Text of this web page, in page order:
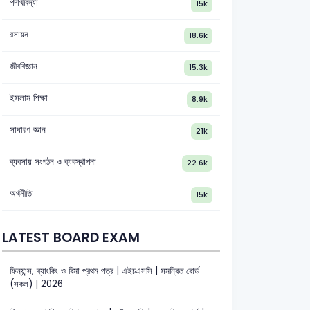
15k
রসায়ন 18.6k
জীববিজ্ঞান 15.3k
ইসলাম শিক্ষা 8.9k
সাধারণ জ্ঞান 21k
ব্যবসায় সংগঠন ও ব্যবস্থাপনা 22.6k
অর্থনীতি 15k
LATEST BOARD EXAM
ফিন্যান্স, ব্যাংকিং ও বিমা প্রথম পত্র | এইচএসসি | সমন্বিত বোর্ড
(সকল) | 2026